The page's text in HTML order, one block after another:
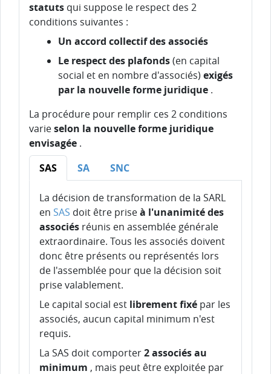
statuts qui suppose le respect des 2
conditions suivantes :
Un accord collectif des associés
Le respect des plafonds(en capital
social et en nombre d'associés) exigés
par la nouvelle forme juridique .
La procédure pour remplir ces 2 conditions
varieselon la nouvelle forme juridique
envisagée .
SAS
SA SNC
La décision de transformation de la SARL
en SAS doit être priseà l'unanimité des
associés réunis en assemblée générale
extraordinaire. Tous les associés doivent
donc être présents ou représentés lors
de l'assemblée pour que la décision soit
prise valablement.
Le capital social est librement fixé par les
associés, aucun capital minimum n'est
requis.
La SAS doit comporter2 associés au
minimum , mais peut être exploitée par